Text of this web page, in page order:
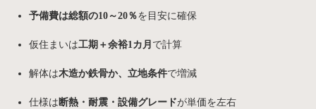
予備費は総額の10～20％を目安に確保
仮住まいは工期＋余裕1カ月 で計算
解体は木造か鉄骨か、立地条件で増減
仕様は断熱・耐震・設備グレードが単価を左右